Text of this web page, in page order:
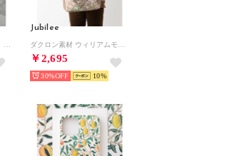
Jubilee
￥2,695
30% 10